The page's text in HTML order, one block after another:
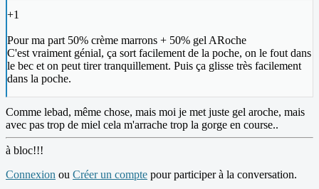
+1
Pour ma part 50% crème marrons + 50% gel ARoche
C'est vraiment génial, ça sort facilement de la poche, on le fout dans
le bec et on peut tirer tranquillement. Puis ça glisse très facilement
dans la poche.
Comme lebad, même chose, mais moi je met juste gel aroche, mais
avec pas trop de miel cela m'arrache trop la gorge en course..
à bloc!!!
Connexion ou Créer un compte pour participer à la conversation.